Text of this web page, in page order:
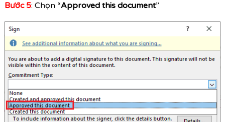
Bước 5: Chọn “Approved this document”